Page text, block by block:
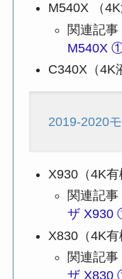
M540X （4K
関連記事
M540X
C340X（4K
2019-2020
X930（4K有
関連記事
ザ X930
X830（4K有
関連記事
ザ X830